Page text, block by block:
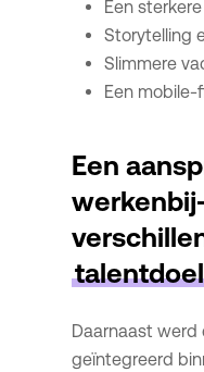
Een
Storytelling
Slimmere
Een
Een
Daarnaast werd
geïntegreerd